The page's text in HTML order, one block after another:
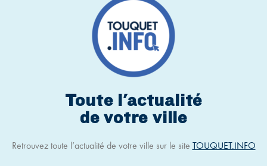
Toute l'actualité
de votre ville
Retrouvez toute l’actualité de votre ville sur le site TOUQUET.INFO